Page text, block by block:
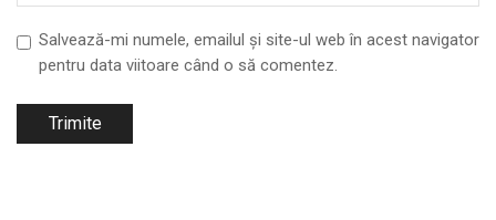
Salvează-mi numele, emailul și site-ul web în acest navigator
pentru data viitoare când o să comentez.